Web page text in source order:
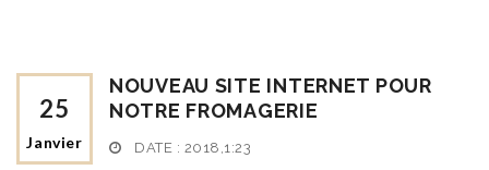
25
Janvier
NOUVEAU SITE INTERNET POUR
NOTRE FROMAGERIE
DATE : 2018,1:23